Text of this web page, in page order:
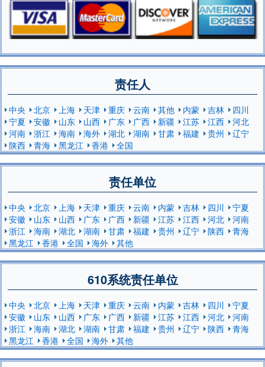
责任人
中央 北京 上海 天津 重庆 云南 其他 内蒙 吉林
四川
宁夏
安徽 山东 山西 广东 广西 新疆 江苏 江西
河北
河南
浙江 海南 海外 湖北 湖南 甘肃 福建 贵州
辽宁
陕西
青海 黑龙江 香港 全国
责任单位
中央 北京 上海 天津 重庆 云南 内蒙 吉林 四川
宁夏
安徽
山东 山西 广东 广西 新疆 江苏 江西 河北
河南
浙江
海南 湖北 湖南 甘肃 福建 贵州 辽宁 陕西
青海
黑龙江
香港 全国 海外 其他
610系统责任单位
中央 北京 上海 天津 重庆 云南 内蒙 吉林 四川
宁夏
安徽
山东 山西 广东 广西 新疆 江苏 江西 河北
河南
浙江
海南 湖北 湖南 甘肃 福建 贵州 辽宁 陕西
青海
黑龙江
香港 全国 海外 其他